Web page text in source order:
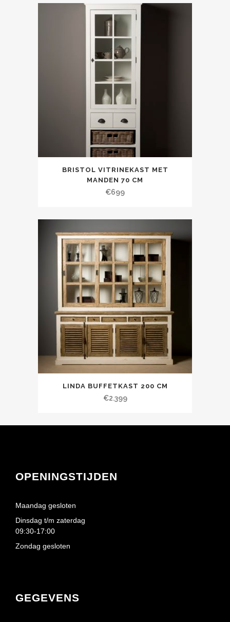
BRISTOL VITRINEKAST MET
MANDEN 70 CM
€699
LINDA BUFFETKAST 200 CM
€2.399
GEGEVENS
OPENINGSTIJDEN
Maandag gesloten
Dinsdag t/m zaterdag
09:30-17:00
Zondag gesloten